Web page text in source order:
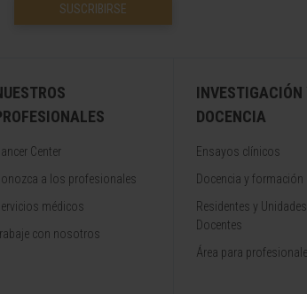
SUSCRIBIRSE
Center
a los profesionales
médicos
con nosotros
INVESTIGACIÓN
DOCENCIA
Ensayos clínicos
Docencia y formación
Residentes y Unidades
Docentes
Área para